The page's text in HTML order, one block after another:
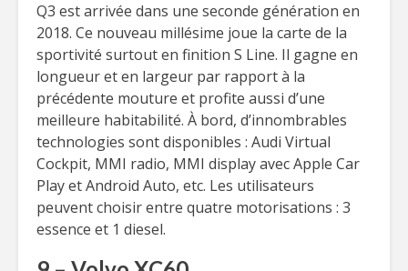
Q3 est arrivée dans une seconde génération en
2018. Ce nouveau millésime joue la carte de la
sportivité surtout en finition S Line. Il gagne en
longueur et en largeur par rapport à la
précédente mouture et profite aussi d’une
meilleure habitabilité. À bord, d’innombrables
technologies sont disponibles : Audi Virtual
Cockpit, MMI radio, MMI display avec Apple Car
Play et Android Auto, etc. Les utilisateurs
peuvent choisir entre quatre motorisations : 3
essence et 1 diesel.